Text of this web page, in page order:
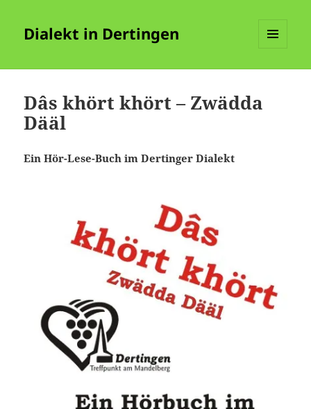
Dialekt in Dertingen
Dâs khört khört – Zwädda
Dääl
Ein Hör-Lese-Buch im Dertinger Dialekt